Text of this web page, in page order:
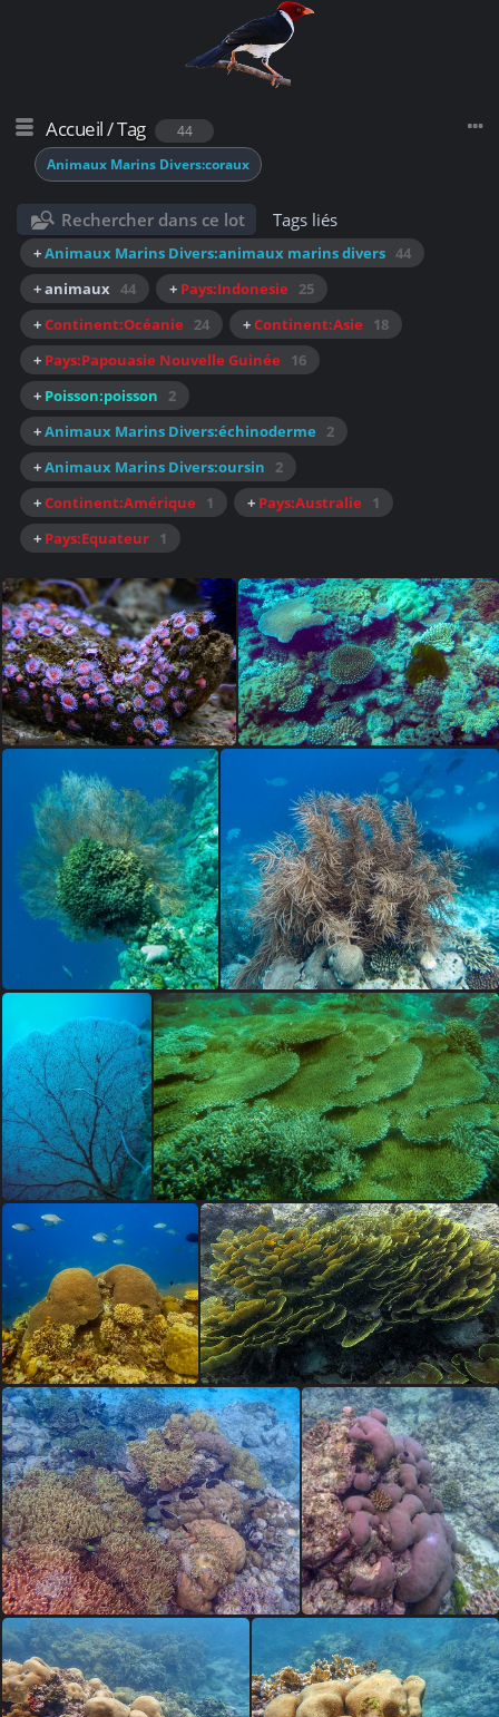
Accueil/Tag
44
Animaux Marins Divers:coraux
Rechercher dans ce lot Tags liés
+Animaux Marins Divers:animaux marins divers 44
+ animaux 44 + Pays:Indonesie
25
+Continent:Océanie 24 +Continent:Asie
18
+ Pays:Papouasie Nouvelle Guinée
16
+ Poisson:poisson
2
+Animaux Marins Divers:échinoderme
2
+Animaux Marins Divers:oursin
2
+Continent:Amérique 1 + Pays:Australie
1
+ Pays:Equateur 1